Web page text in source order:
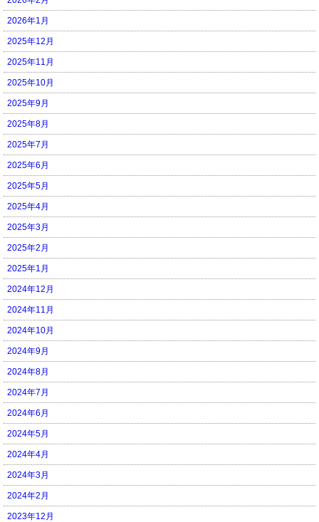
2026年1月
2025年12月
2025年11月
2025年10月
2025年9月
2025年8月
2025年7月
2025年6月
2025年5月
2025年4月
2025年3月
2025年2月
2025年1月
2024年12月
2024年11月
2024年10月
2024年9月
2024年8月
2024年7月
2024年6月
2024年5月
2024年4月
2024年3月
2024年2月
2023年12月